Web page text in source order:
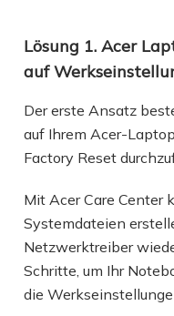
Lösung 1. Acer
auf
Der erste Ansatz
auf Ihrem Acer-
Factory Reset
Mit Acer Care Center
Systemdateien
Netzwerktreiber
Schritte, um Ihr
die